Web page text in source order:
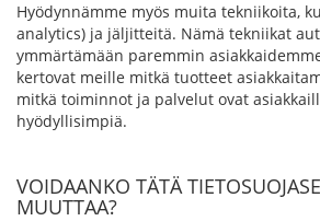
Hyödynnämme myös muita tekniikoita,
analytics) ja jäljitteitä. Nämä tekniikat
ymmärtämään paremmin
kertovat meille mitkä tuotteet
mitkä toiminnot ja palvelut ovat
hyödyllisimpiä.
VOIDAANKO TÄTÄ
MUUTTAA?